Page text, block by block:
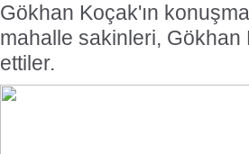
Gökhan Koçak'ın
mahalle sakinleri, Gökhan
ettiler.